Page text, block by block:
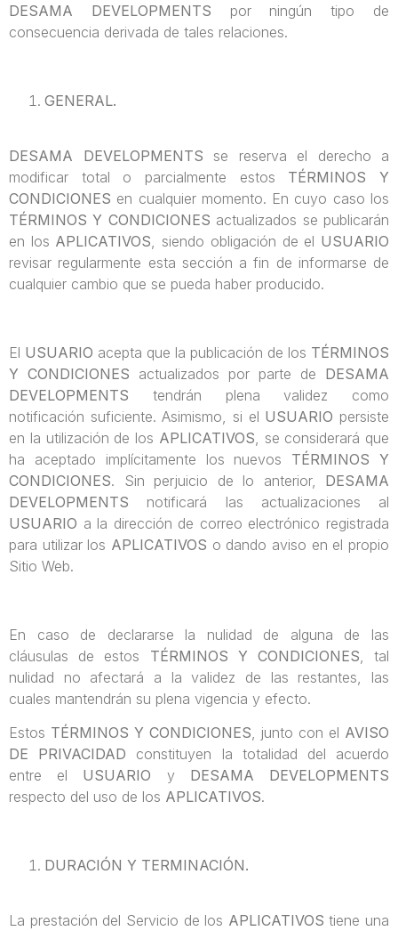
DESAMA DEVELOPMENTS por ningún tipo de
consecuencia derivada de tales relaciones.
GENERAL.
DESAMA DEVELOPMENTS se reserva el derecho a
modificar total o parcialmente estos TÉRMINOS Y
CONDICIONES en cualquier momento. En cuyo caso los
TÉRMINOS Y CONDICIONES actualizados se publicarán
en los APLICATIVOS, siendo obligación de el USUARIO
revisar regularmente esta sección a fin de informarse de
cualquier cambio que se pueda haber producido.
El USUARIO acepta que la publicación de los TÉRMINOS
Y CONDICIONES actualizados por parte de DESAMA
DEVELOPMENTS tendrán plena validez como
notificación suficiente. Asimismo, si el USUARIO persiste
en la utilización de los APLICATIVOS , se considerará que
ha aceptado implícitamente los nuevos TÉRMINOS Y
CONDICIONES. Sin perjuicio de lo anterior, DESAMA
DEVELOPMENTS notificará las actualizaciones al
USUARIO a la dirección de correo electrónico registrada
para utilizar los APLICATIVOS o dando aviso en el propio
Sitio Web.
En caso de declararse la nulidad de alguna de las
cláusulas de estos TÉRMINOS Y CONDICIONES , tal
nulidad no afectará a la validez de las restantes, las
cuales mantendrán su plena vigencia y efecto.
Estos TÉRMINOS Y CONDICIONES, junto con el AVISO
DE PRIVACIDAD constituyen la totalidad del acuerdo
entre el USUARIO y DESAMA DEVELOPMENTS
respecto del uso de los APLICATIVOS.
DURACIÓN Y TERMINACIÓN.
La prestación del Servicio de los APLICATIVOStiene una